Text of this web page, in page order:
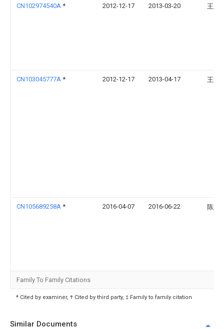
CN102974540A * 2012-12-17 2013-03-20 王新
CN103045777A * 2012-12-17 2013-04-17 王新
CN105689258A * 2016-04-07 2016-06-22 陈建
Family To Family Citations
* Cited by examiner, † Cited by third party, ‡ Family to family citation
Similar Documents